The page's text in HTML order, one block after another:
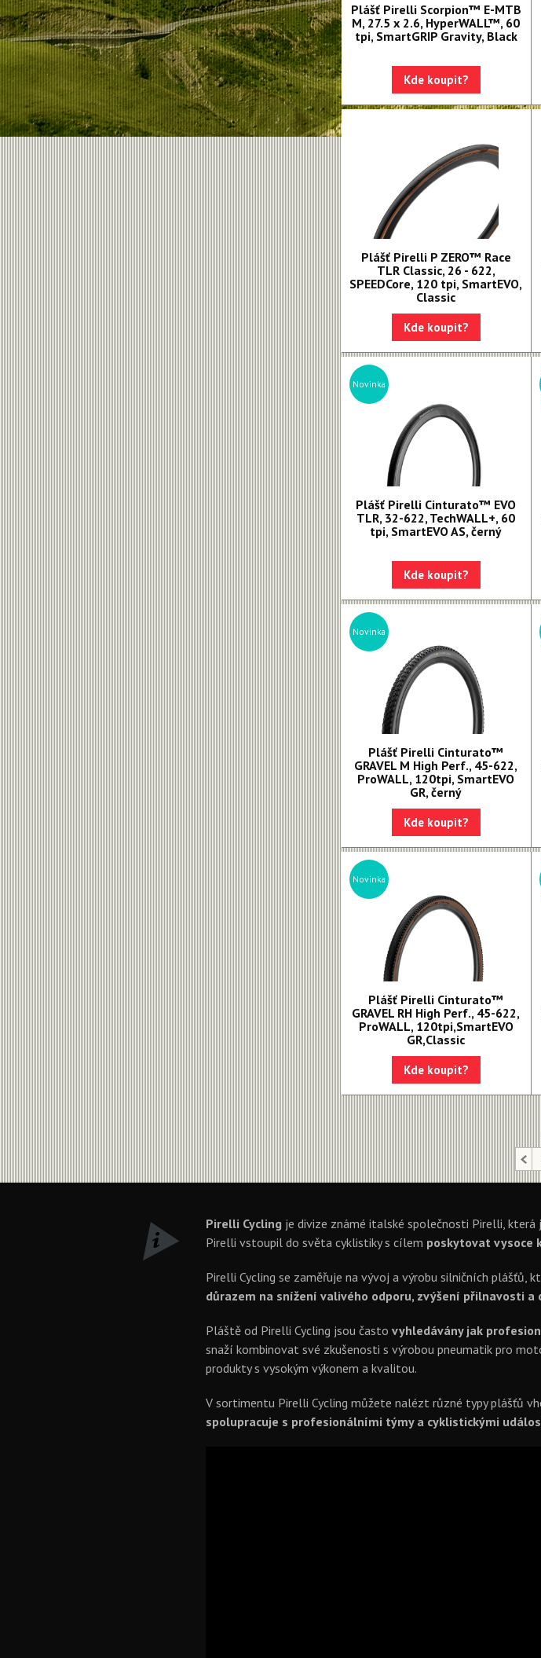
Plášť Pirelli Scorpion™ E-MTB
M, 27.5 x 2.6, HyperWALL™, 60
tpi, SmartGRIP Gravity, Black
Kde koupit?
Plášť Pirelli P ZERO™ Race
TLR Classic, 26 - 622,
SPEEDCore, 120 tpi, SmartEVO,
Classic
Kde koupit?
Novinka
Plášť Pirelli Cinturato™ EVO
TLR, 32-622, TechWALL+, 60
tpi, SmartEVO AS, černý
Kde koupit?
Novinka
Plášť Pirelli Cinturato™
GRAVEL M High Perf., 45-622,
ProWALL, 120tpi, SmartEVO
GR, černý
Kde koupit?
Novinka
Plášť Pirelli Cinturato™
GRAVEL RH High Perf., 45-622,
ProWALL, 120tpi,SmartEVO
GR,Classic
Kde koupit?
Pirelli Cycling je divize známé italské společnosti Pirelli,
Pirelli vstoupil do světa cyklistiky s cílem poskytovat vysoce
Pirelli Cycling se zaměřuje na vývoj a výrobu silničních plášťů,
důrazem na snížení valivého odporu, zvýšení přilnavosti
Pláště od Pirelli Cycling jsou často vyhledávány jak
snaží kombinovat své zkušenosti s výrobou pneumatik pro
produkty s vysokým výkonem a kvalitou.
V sortimentu Pirelli Cycling můžete nalézt různé typy plášťů
spolupracuje s profesionálními týmy a cyklistickými